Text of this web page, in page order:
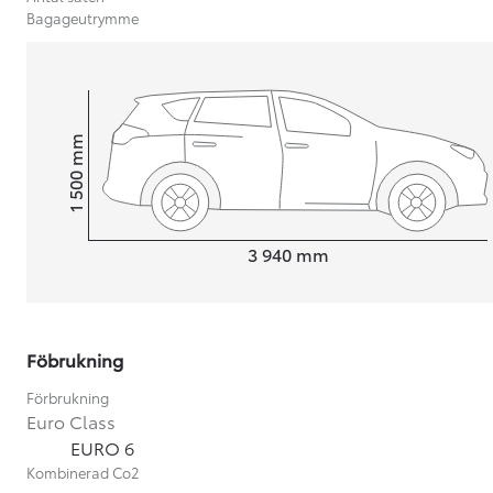
Från 599 900 kr
Nya Corolla Cross
HYBRID
Bagageutrymme
3 940 mm
Height1 500
mm
Föbrukning
Förbrukning
Euro Class
EURO 6
Kombinerad Co2